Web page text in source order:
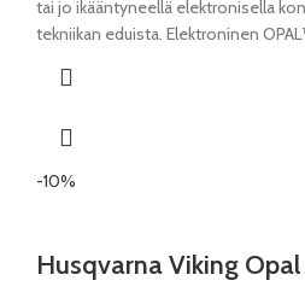
tai jo ikääntyneellä elektronisella
tekniikan eduista. Elektroninen
-10%
Husqvarna Viking